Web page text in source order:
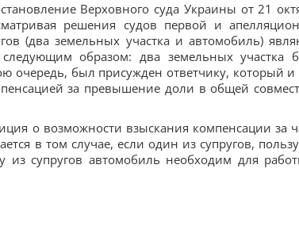
Верховного суда Украины от 21
решения судов первой и
(два земельных участка и автомобиль)
образом: два земельных участка
очередь, был присужден ответчику, который
за превышение доли в общей
о возможности взыскания компенсации за
в том случае, если один из супругов,
супругов автомобиль необходим для